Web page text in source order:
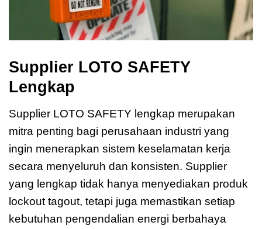
Supplier LOTO SAFETY
Lengkap
Supplier LOTO SAFETY lengkap merupakan
mitra penting bagi perusahaan industri yang
ingin menerapkan sistem keselamatan kerja
secara menyeluruh dan konsisten. Supplier
yang lengkap tidak hanya menyediakan produk
lockout tagout, tetapi juga memastikan setiap
kebutuhan pengendalian energi berbahaya